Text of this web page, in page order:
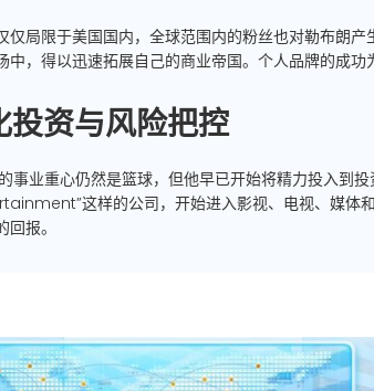
仅局限于美国国内，全球范围内的粉丝也对勒布朗
中，得以迅速拓展自己的商业帝国。个人品牌的成功
投资与风险把控
事业重心仍然是篮球，但他早已开始将精力投入到
这样的公司，开始进入影视、电视、媒体
报。